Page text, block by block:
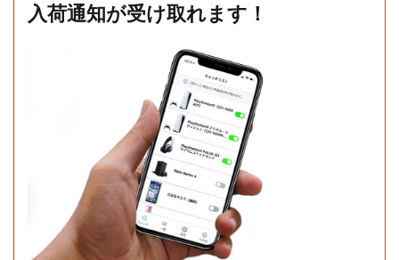
入荷通知が受け取れます！